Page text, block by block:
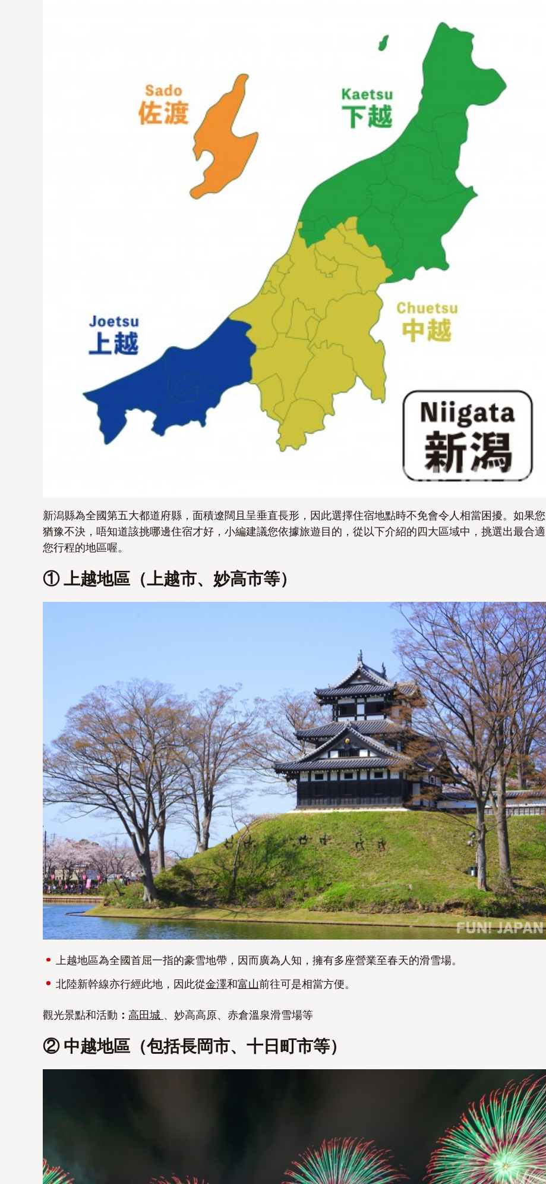
新潟縣為全國第五大都道府縣，面積遼闊且呈垂直長形，因此選擇住宿地點時不免會令人相當困擾。如果您
猶豫不決，唔知道該挑哪邊住宿才好，小編建議您依據旅遊目的，從以下介紹的四大區域中，挑選出最合適
您行程的地區喔。
① 上越地區（上越市、妙高市等）
上越地區為全國首屈一指的豪雪地帶，因而廣為人知，擁有多座營業至春天的滑雪場。
北陸新幹線亦行經此地，因此從金澤和富山前往可是相當方便。
觀光景點和活動 ： 高田城、妙高高原、赤倉溫泉滑雪場等
② 中越地區（包括長岡市、十日町市等）
否
否